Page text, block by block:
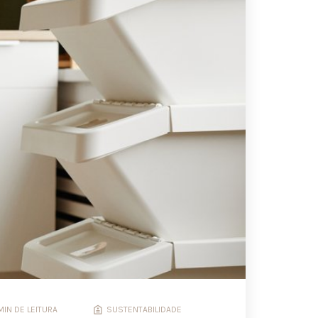
DE LEITURA SUSTENTABILIDADE